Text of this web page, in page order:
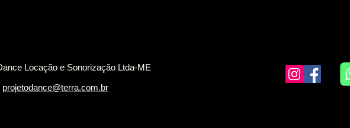
Locação e Sonorização Ltda-ME
projetodance@terra.com.br